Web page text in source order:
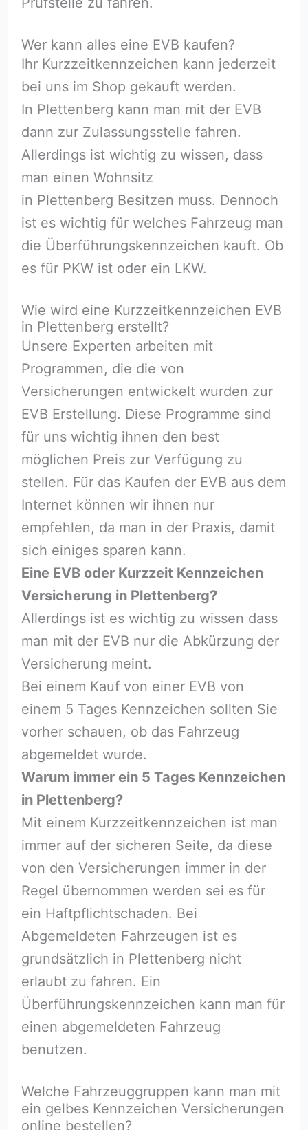
Wer kann alles eine EVB kaufen?
Ihr Kurzzeitkennzeichen kann jederzeit
bei uns im Shop gekauft werden.
In Plettenberg kann man mit der EVB
dann zur Zulassungsstelle fahren.
Allerdings ist wichtig zu wissen, dass
man einen Wohnsitz
in Plettenberg Besitzen muss. Dennoch
ist es wichtig für welches Fahrzeug man
die Überführungskennzeichen kauft. Ob
es für PKW ist oder ein LKW.
Wie wird eine Kurzzeitkennzeichen EVB
in Plettenberg erstellt?
Unsere Experten arbeiten mit
Programmen, die die von
Versicherungen entwickelt wurden zur
EVB Erstellung. Diese Programme sind
für uns wichtig ihnen den best
möglichen Preis zur Verfügung zu
stellen. Für das Kaufen der EVB aus dem
Internet können wir ihnen nur
empfehlen, da man in der Praxis, damit
sich einiges sparen kann.
Eine EVB oder Kurzzeit Kennzeichen
Versicherung in Plettenberg?
Allerdings ist es wichtig zu wissen dass
man mit der EVB nur die Abkürzung der
Versicherung meint.
Bei einem Kauf von einer EVB von
einem 5 Tages Kennzeichen sollten Sie
vorher schauen, ob das Fahrzeug
abgemeldet wurde.
Warum immer ein 5 Tages Kennzeichen
in Plettenberg?
Mit einem Kurzzeitkennzeichen ist man
immer auf der sicheren Seite, da diese
von den Versicherungen immer in der
Regel übernommen werden sei es für
ein Haftpflichtschaden. Bei
Abgemeldeten Fahrzeugen ist es
grundsätzlich in Plettenberg nicht
erlaubt zu fahren. Ein
Überführungskennzeichen kann man für
einen abgemeldeten Fahrzeug
benutzen.
Welche Fahrzeuggruppen kann man mit
ein gelbes Kennzeichen Versicherungen
online bestellen?